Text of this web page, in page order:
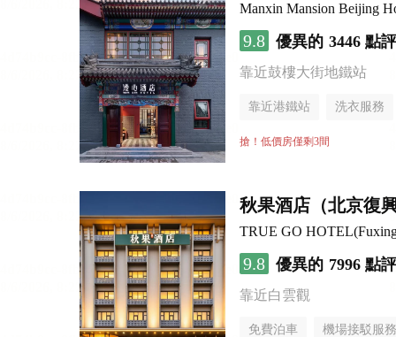
9.8 優異的 3446 點評
靠近鼓樓大街地鐵站
靠近港鐵站 洗衣服務
搶！低價房僅剩3間
秋果酒店（北京復
9.8 優異的 7996 點評
靠近白雲觀
免費泊車 機場接駁服務